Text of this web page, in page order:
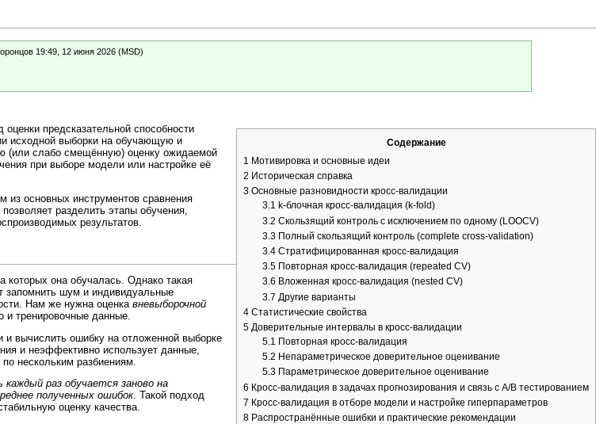
19:49, 12 июня 2026 (MSD)
Содержание
1 Мотивировка и основные идеи
2 Историческая справка
3 Основные разновидности кросс-валидации
3.1 k-блочная кросс-валидация (k-fold)
3.2 Скользящий контроль с исключением по одному (LOOCV)
3.3 Полный скользящий контроль (complete cross-validation)
3.4 Стратифицированная кросс-валидация
3.5 Повторная кросс-валидация (repeated CV)
3.6 Вложенная кросс-валидация (nested CV)
3.7 Другие варианты
4 Статистические свойства
5 Доверительные интервалы в кросс-валидации
5.1 Повторная кросс-валидация
5.2 Непараметрическое доверительное оценивание
5.3 Параметрическое доверительное оценивание
6 Кросс-валидация в задачах прогнозирования и связь с A/B тестированием
7 Кросс-валидация в отборе модели и настройке гиперпараметров
8 Распространённые ошибки и практические рекомендации
предсказательной способности
исходной выборки на обучающую и
(или слабо смещённую) оценку ожидаемой
при выборе модели или настройке её
из основных инструментов сравнения
разделить этапы обучения,
результатов.
которых она обучалась. Однако такая
запомнить шум и индивидуальные
Нам же нужна оценка вневыборочной
и тренировочные данные.
вычислить ошибку на отложенной выборке
и неэффективно использует данные,
нескольким разбиениям.
раз обучается заново на
полученных ошибок. Такой подход
оценку качества.